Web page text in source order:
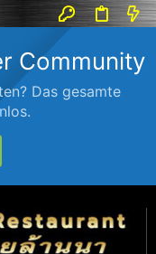
Community
Das gesamte